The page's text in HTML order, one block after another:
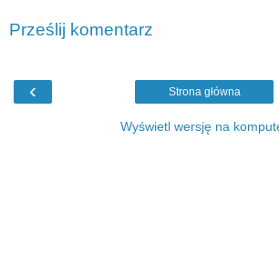
Prześlij komentarz
‹ Strona główna
Wyświetl wersję na